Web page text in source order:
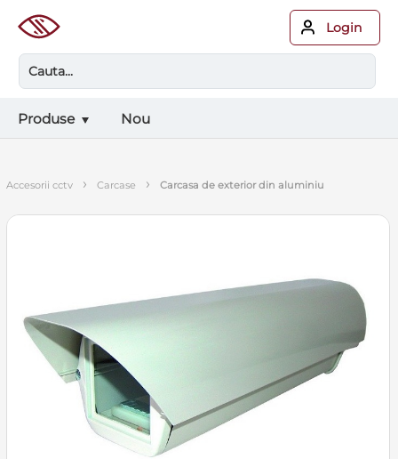
Login
Produse Nou
accesorii cctv › carcase › carcasa de exterior din aluminiu